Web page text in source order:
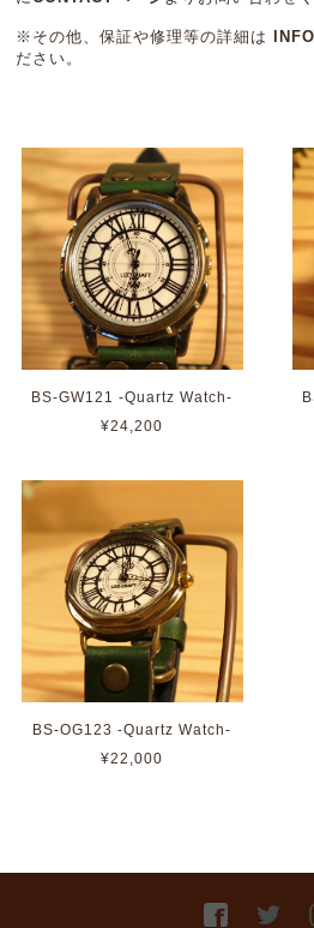
※その他、保証や修理等の詳細は
ださい。
BS-GW121 -Quartz Watch-
¥24,200
BS-OG123 -Quartz Watch-
¥22,000